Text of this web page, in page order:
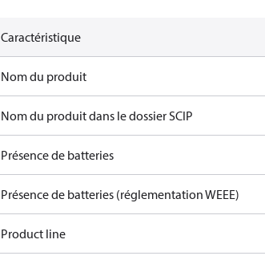
Caractéristique
Nom du produit
Nom du produit dans le dossier SCIP
Présence de batteries
Présence de batteries (réglementation WEEE)
Product line